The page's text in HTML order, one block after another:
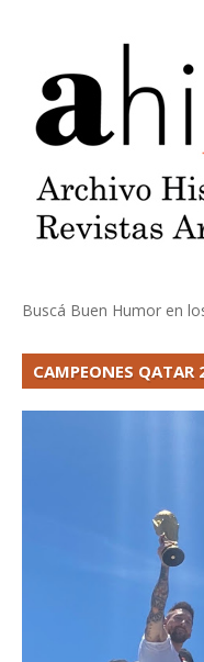
Buscá Buen Humor en
CAMPEONES QATAR